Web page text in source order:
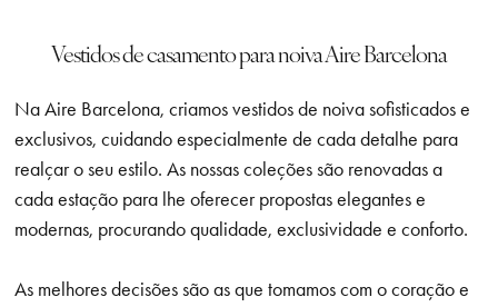
Vestidos de casamento para noiva Aire Barcelona
Na Aire Barcelona, criamos vestidos de noiva sofisticados e
exclusivos, cuidando especialmente de cada detalhe para
realçar o seu estilo. As nossas coleções são renovadas a
cada estação para lhe oferecer propostas elegantes e
modernas, procurando qualidade, exclusividade e conforto.
As melhores decisões são as que tomamos com o coração e